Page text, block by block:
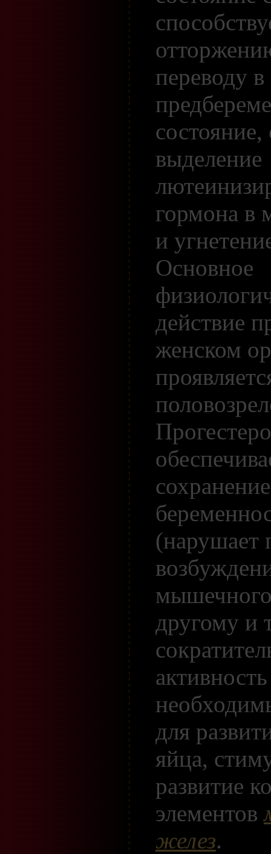
переводу в
выделение
гормона в
и
Основное
действие
женском
сохранение
(нарушает
другому и
для
яйца,
развитие
элементов
желез.